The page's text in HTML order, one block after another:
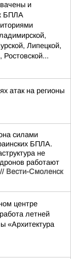
и
БПЛА
Липецкой,
Ростовской...
атак на регионы
силами
БПЛА.
не
работают
Вести-Смоленск
центре
летней
«Архитектура